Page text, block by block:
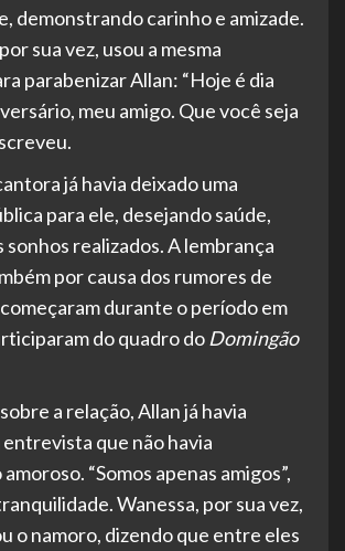
demonstrando carinho e amizade.
sua vez, usou a mesma
parabenizar Allan: “Hoje é dia
meu amigo. Que você seja
já havia deixado uma
para ele, desejando saúde,
sonhos realizados. A lembrança
por causa dos rumores de
durante o período em
do quadro do Domingão
a relação, Allan já havia
que não havia
“Somos apenas amigos”,
Wanessa, por sua vez,
o namoro, dizendo que entre eles